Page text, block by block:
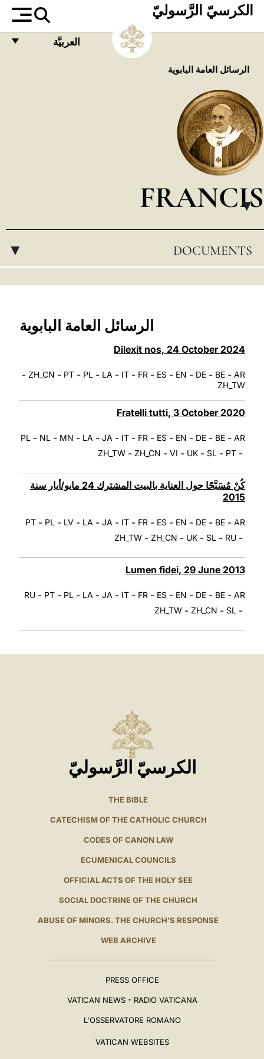
الكرسيّ الرَّسوليّ
العربيَّة
العربيّة
الرسائل العامة البابوية
FRANCIS
▸
DOCUMENTS
▸
الرسائل العامة البابوية
Dilexit nos, 24 October 2024
AR
-
BE
-
DE
-
EN
-
ES
-
FR
-
IT
-
LA
-
PL
-
PT
-
ZH_CN
-
ZH_TW
Fratelli tutti, 3 October 2020
AR
-
BE
-
DE
-
EN
-
ES
-
FR
-
IT
-
JA
-
LA
-
MN
-
NL
-
PL
-
PT
-
SL
-
UK
-
VI
-
ZH_CN
-
ZH_TW
كُنْ مُسَبَّحًا حول العناية بالبيت المشترك 24 مايو/أيار سنة
2015
AR
-
BE
-
DE
-
EN
-
ES
-
FR
-
IT
-
JA
-
LA
-
LV
-
PL
-
PT
-
RU
-
SL
-
UK
-
ZH_CN
-
ZH_TW
Lumen fidei, 29 June 2013
AR
-
BE
-
DE
-
EN
-
ES
-
FR
-
IT
-
JA
-
LA
-
PL
-
PT
-
RU
-
SL
-
ZH_CN
-
ZH_TW
الكرسيّ الرَّسوليّ
THE BIBLE
CATECHISM OF THE CATHOLIC CHURCH
CODES OF CANON LAW
ECUMENICAL COUNCILS
OFFICIAL ACTS OF THE HOLY SEE
SOCIAL DOCTRINE OF THE CHURCH
ABUSE OF MINORS. THE CHURCH'S RESPONSE
WEB ARCHIVE
PRESS OFFICE
VATICAN NEWS - RADIO VATICANA
L'OSSERVATORE ROMANO
VATICAN WEBSITES